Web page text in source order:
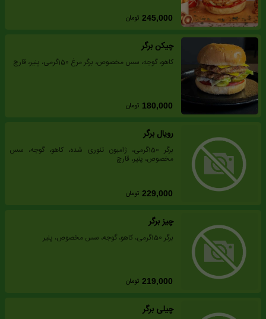
245,000 تومان
چیکن برگر
کاهو، گوجه، سس مخصوص، برگر مرغ 150گرمی، پنیر، قارچ
180,000 تومان
رویال برگر
برگر 150گرمی، ژامبون تنوری شده، کاهو، گوجه، سس
مخصوص، پنیر، قارچ
229,000 تومان
چیز برگر
برگر 150گرمی، کاهو، گوجه، سس مخصوص، پنیر
219,000 تومان
چیلی برگر